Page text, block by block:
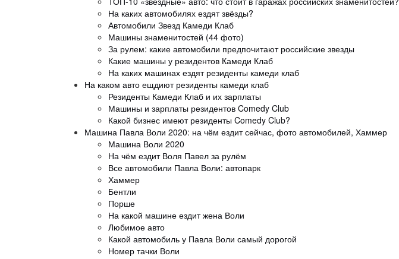
На каких автомобилях ездят звёзды?
Автомобили Звезд Камеди Клаб
Машины знаменитостей (44 фото)
За рулем: какие автомобили предпочитают российские звезды
Какие машины у резидентов Камеди Клаб
На каких машинах ездят резиденты камеди клаб
На каком авто ещдиют резиденты камеди клаб
Резиденты Камеди Клаб и их зарплаты
Машины и зарплаты резидентов Comedy Club
Какой бизнес имеют резиденты Comedy Club?
Машина Павла Воли 2020: на чём ездит сейчас, фото автомобилей, Хаммер
Машина Воли 2020
На чём ездит Воля Павел за рулём
Все автомобили Павла Воли: автопарк
Хаммер
Бентли
Порше
На какой машине ездит жена Воли
Любимое авто
Какой автомобиль у Павла Воли самый дорогой
Номер тачки Воли